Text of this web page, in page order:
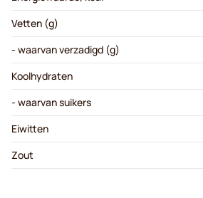
Vetten (g)
- waarvan verzadigd (g)
Koolhydraten
- waarvan suikers
Eiwitten
Zout